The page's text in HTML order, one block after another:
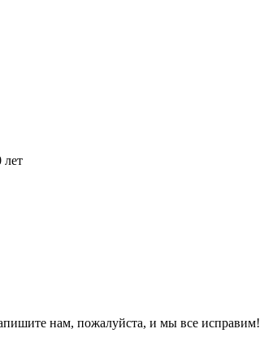
нам, пожалуйста, и мы все исправим!